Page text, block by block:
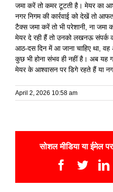
जमा करें तो कमर टूटती है। मेयर का
नगर निगम की कार्रवाई को देखें तो
टैक्स जमा करें तो भी परेशानी, ना जमा
मेयर दे रही हैं तो उनको लखनऊ संपर्क
आठ-दस दिन में आ जाना चाहिए था,
कुछ भी होना संभव ही नहीं है। अब यह
मेयर के आश्वासन पर डिगे रहते हैं या
April 2, 2026 10:58 am
सोशल मीडिया या ईमेल
Facebook
Twitter